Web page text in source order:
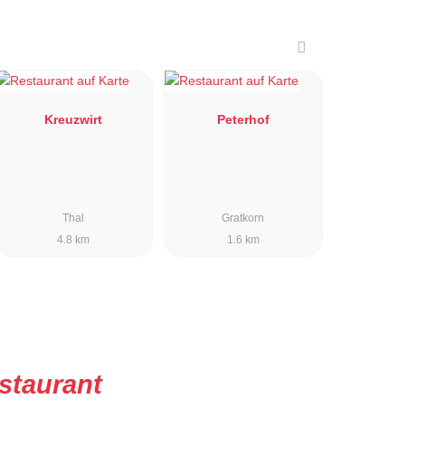
Kreuzwirt
Thal
4.8 km
Peterhof
Gratkorn
1.6 km